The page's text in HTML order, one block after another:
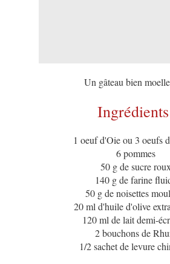
Un gâteau bien
Ingrédients
1 oeuf d'Oie ou 3 oeufs
6 pommes
50 g de sucre roux
140 g de farine
50 g de noisettes
20 ml d'huile d'olive
120 ml de lait demi-
2 bouchons de
1/2 sachet de levure